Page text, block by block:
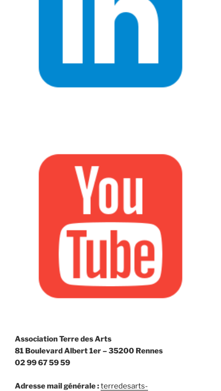
Association Terre des Arts
81 Boulevard Albert 1er – 35200 Rennes
02 99 67 59 59
Adresse mail générale :terredesarts-